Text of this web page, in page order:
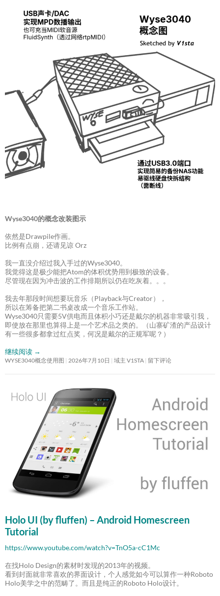
Wyse3040的概念改装图示
依然是Drawpile作画。
比例有点崩，还请见谅 Orz
我一直没介绍过我入手过的Wyse3040。
我觉得这是极少能把Atom的体积优势用到极致的设备。
尽管现在因为冲击波的工作排期所以仍在吃灰着。。。
我去年那段时间想要玩音乐（Playback与Creator），
所以在筹备把第二书桌改成一个音乐工作站。
Wyse3040只需要5V供电而且体积小巧还是戴尔的机器非常吸引我，
即使放在那里也算得上是一个艺术品之类的。（山寨矿渣的产品设计
有一些很多都拿过红点奖，何况是戴尔的正规军呢？）
继续阅读 →
WYSE3040概念使用图 2026年7月10日 域主 V1STA 留下评论
Holo UI (by fluffen) – Android Homescreen
Tutorial
https://www.youtube.com/watch?v=TnO5a-cC1Mc
在找Holo Design的素材时发现的2013年的视频。
看到封面就非常喜欢的界面设计，个人感觉如今可以算作一种Roboto
Holo美学之中的范畴了。而且是纯正的Roboto Holo设计。